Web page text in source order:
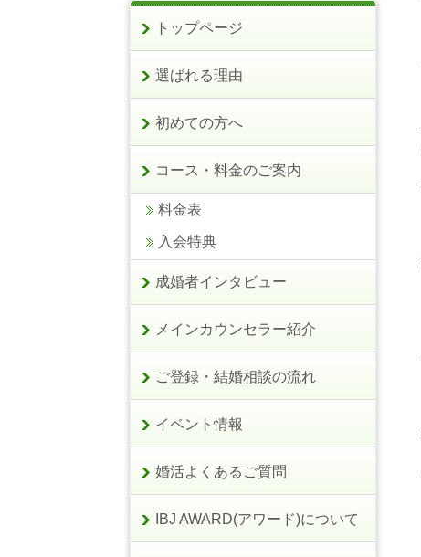
トップページ
選ばれる理由
初めての方へ
コース・料金のご案内
料金表
入会特典
成婚者インタビュー
メインカウンセラー紹介
ご登録・結婚相談の流れ
イベント情報
婚活よくあるご質問
IBJ AWARD(アワード)について